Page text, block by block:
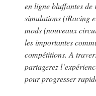
en ligne bluffantes
simulations (iRacing
mods (nouveaux
les importantes
compétitions. A
partagerez
pour progresser